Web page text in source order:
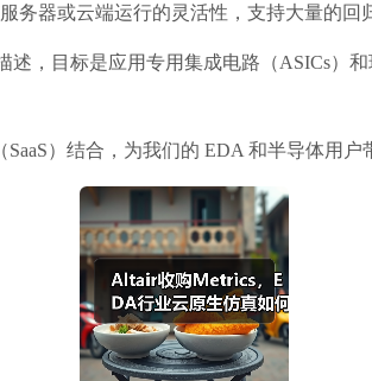
务器或云端运行的灵活性，支持大量的回
述，目标是应用专用集成电路（ASICs）
）结合，为我们的 EDA 和半导体用户